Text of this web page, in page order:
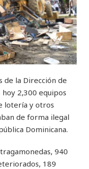
de la Dirección de
hoy 2,300 equipos
lotería y otros
de forma ilegal
Dominicana.
940
189